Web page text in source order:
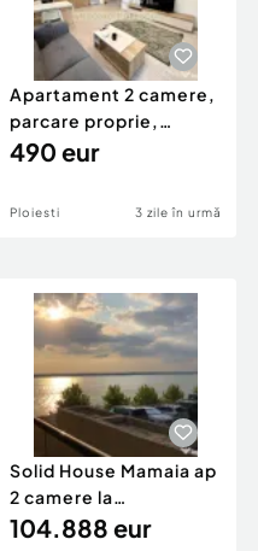
Apartament 2 camere,
parcare proprie,
Ploiesti, Albert.
490 eur
Ploiesti 3 zile în urmă
Solid House Mamaia ap
2 camere la
cheie,langa Mega
104.888 eur